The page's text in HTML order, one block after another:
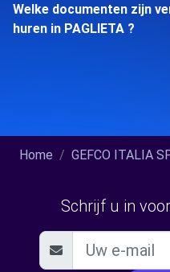
Welke documenten zijn
huren in PAGLIETA ?
Home GEFCO ITALIA
Schrijf u in